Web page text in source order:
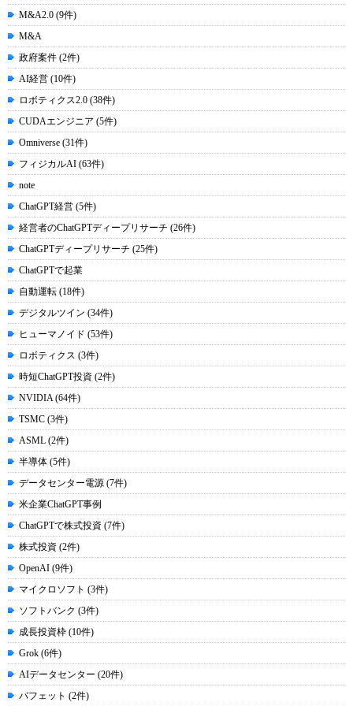
M&A2.0 (9件)
M&A
政府案件 (2件)
AI経営 (10件)
ロボティクス2.0 (38件)
CUDAエンジニア (5件)
Omniverse (31件)
フィジカルAI (63件)
note
ChatGPT経営 (5件)
経営者のChatGPTディープリサーチ (26件)
ChatGPTディープリサーチ (25件)
ChatGPTで起業
自動運転 (18件)
デジタルツイン (34件)
ヒューマノイド (53件)
ロボティクス (3件)
時短ChatGPT投資 (2件)
NVIDIA (64件)
TSMC (3件)
ASML (2件)
半導体 (5件)
データセンター電源 (7件)
米企業ChatGPT事例
ChatGPTで株式投資 (7件)
株式投資 (2件)
OpenAI (9件)
マイクロソフト (3件)
ソフトバンク (3件)
成長投資枠 (10件)
Grok (6件)
AIデータセンター (20件)
バフェット (2件)